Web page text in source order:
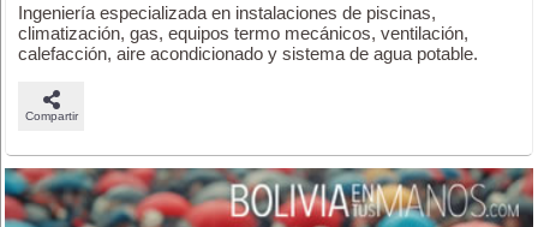
Ingeniería especializada en instalaciones de piscinas,
climatización, gas, equipos termo mecánicos, ventilación,
calefacción, aire acondicionado y sistema de agua potable.
Compartir